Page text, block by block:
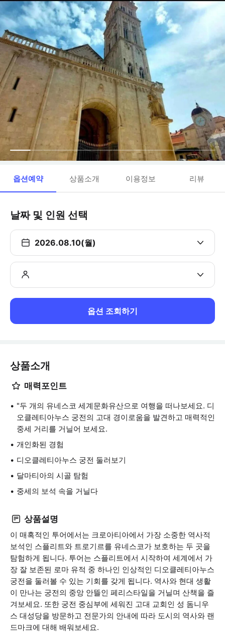
옵션예약 상품소개 이용정보 리뷰
날짜 및 인원 선택
2026.08.10(월)
옵션 조회하기
상품소개
매력포인트
"두 개의 유네스코 세계문화유산으로 여행을 떠나보세요. 디
오클레티아누스 궁전의 고대 경이로움을 발견하고 매력적인
중세 거리를 거닐어 보세요.
개인화된 경험
디오클레티아누스 궁전 둘러보기
달마티아의 시골 탐험
중세의 보석 속을 거닐다
상품설명
이 매혹적인 투어에서는 크로아티아에서 가장 소중한 역사적
보석인 스플리트와 트로기르를 유네스코가 보호하는 두 곳을
탐험하게 됩니다. 투어는 스플리트에서 시작하여 세계에서 가
장 잘 보존된 로마 유적 중 하나인 인상적인 디오클레티아누스
궁전을 둘러볼 수 있는 기회를 갖게 됩니다. 역사와 현대 생활
이 만나는 궁전의 중앙 안뜰인 페리스타일을 거닐며 산책을 즐
겨보세요. 또한 궁전 중심부에 세워진 고대 교회인 성 돔니우
스 대성당을 방문하고 전문가의 안내에 따라 도시의 역사와 랜
드마크에 대해 배워보세요.